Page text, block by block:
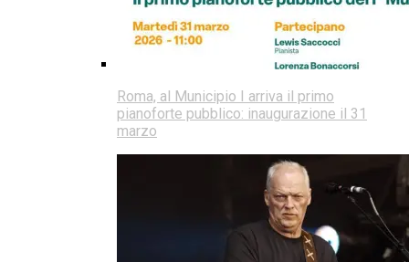
Roma, al Municipio I arriva il primo
pianoforte pubblico: inaugurazione il 31
marzo